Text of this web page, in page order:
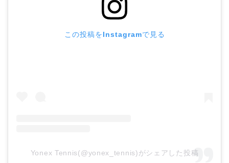
この投稿をInstagramで見る
Yonex Tennis(@yonex_tennis)がシェアした投稿